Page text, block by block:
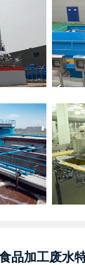
品加工废水